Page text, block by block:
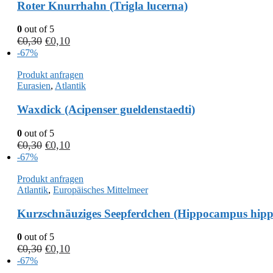
Roter Knurrhahn (Trigla lucerna)
0 out of 5
€0,30 €0,10
-67%
Produkt anfragen
Eurasien, Atlantik
Waxdick (Acipenser gueldenstaedti)
0 out of 5
€0,30 €0,10
-67%
Produkt anfragen
Atlantik, Europäisches Mittelmeer
Kurzschnäuziges Seepferdchen (Hippocampus
0 out of 5
€0,30 €0,10
-67%